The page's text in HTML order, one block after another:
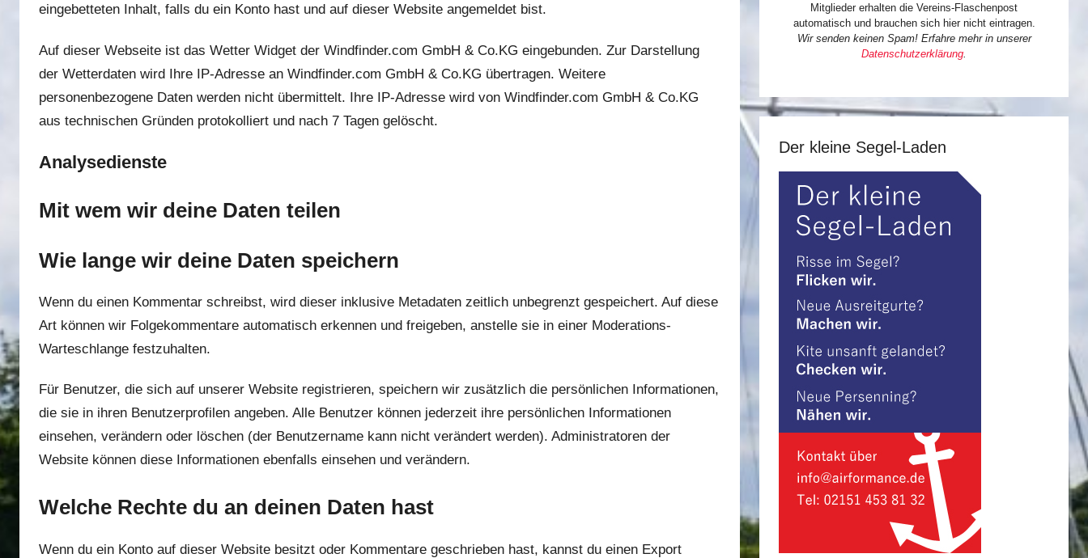
eingebetteten Inhalt, falls du ein Konto hast und auf dieser Website angemeldet bist.
Auf dieser Webseite ist das Wetter Widget der Windfinder.com GmbH & Co.KG eingebunden. Zur Darstellung
der Wetterdaten wird Ihre IP-Adresse an Windfinder.com GmbH & Co.KG übertragen. Weitere
personenbezogene Daten werden nicht übermittelt. Ihre IP-Adresse wird von Windfinder.com GmbH & Co.KG
aus technischen Gründen protokolliert und nach 7 Tagen gelöscht.
Analysedienste
Mit wem wir deine Daten teilen
Wie lange wir deine Daten speichern
Wenn du einen Kommentar schreibst, wird dieser inklusive Metadaten zeitlich unbegrenzt gespeichert. Auf diese
Art können wir Folgekommentare automatisch erkennen und freigeben, anstelle sie in einer Moderations-
Warteschlange festzuhalten.
Für Benutzer, die sich auf unserer Website registrieren, speichern wir zusätzlich die persönlichen Informationen,
die sie in ihren Benutzerprofilen angeben. Alle Benutzer können jederzeit ihre persönlichen Informationen
einsehen, verändern oder löschen (der Benutzername kann nicht verändert werden). Administratoren der
Website können diese Informationen ebenfalls einsehen und verändern.
Welche Rechte du an deinen Daten hast
Wenn du ein Konto auf dieser Website besitzt oder Kommentare geschrieben hast, kannst du einen Export
Mitglieder erhalten die Vereins-Flaschenpost
automatisch und brauchen sich hier nicht eintragen.
Wir senden keinen Spam! Erfahre mehr in unserer
Datenschutzerklärung
Der kleine Segel-Laden